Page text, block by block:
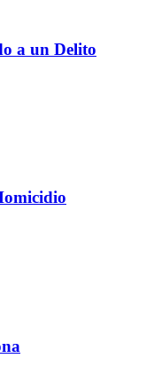
a un Delito